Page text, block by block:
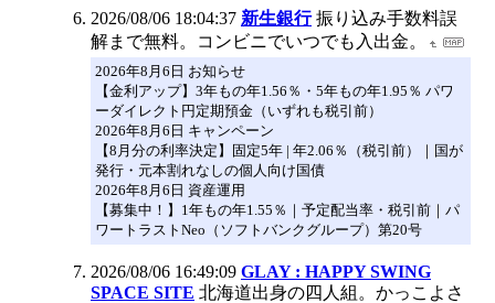
2026/08/06 18:04:37 新生銀行 振り込み手数料誤
解まで無料。コンビニでいつでも入出金。
2026年8月6日 お知らせ
【金利アップ】3年もの年1.56％・5年もの年1.95％ パワ
ーダイレクト円定期預金（いずれも税引前）
2026年8月6日 キャンペーン
【8月分の利率決定】固定5年 | 年2.06％（税引前）｜国が
発行・元本割れなしの個人向け国債
2026年8月6日 資産運用
【募集中！】1年もの年1.55％｜予定配当率・税引前｜パ
ワートラストNeo（ソフトバンクグループ）第20号
2026/08/06 16:49:09 GLAY : HAPPY SWING
SPACE SITE 北海道出身の四人組。かっこよさ